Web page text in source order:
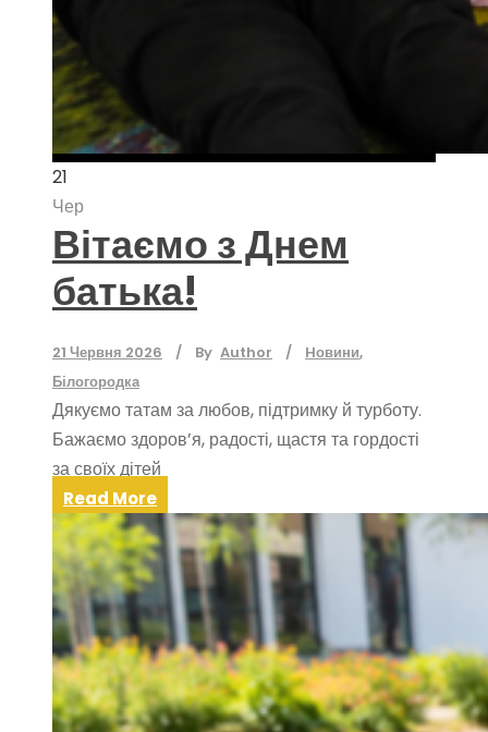
21
Чер
Вітаємо з Днем
батька!
21 Червня 2026 By Author Hовини,
Білогородка
Дякуємо татам за любов, підтримку й турботу.
Бажаємо здоров’я, радості, щастя та гордості
за своїх дітей
Read More